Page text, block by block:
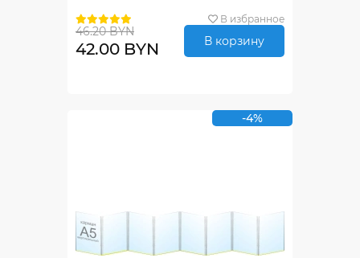
В избранное
46.20 BYN
42.00 BYN В корзину
-4%